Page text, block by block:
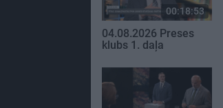
00:18:53
04.08.2026 Preses
klubs 1. daļa